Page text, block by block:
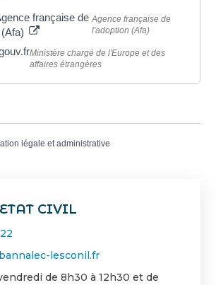
CIVIL
lesconil.fr
de 8h30 à 12h30 et de
française de Agence française de
l'adoption (Afa)
Ministère chargé de l'Europe et des
affaires étrangères
légale et administrative